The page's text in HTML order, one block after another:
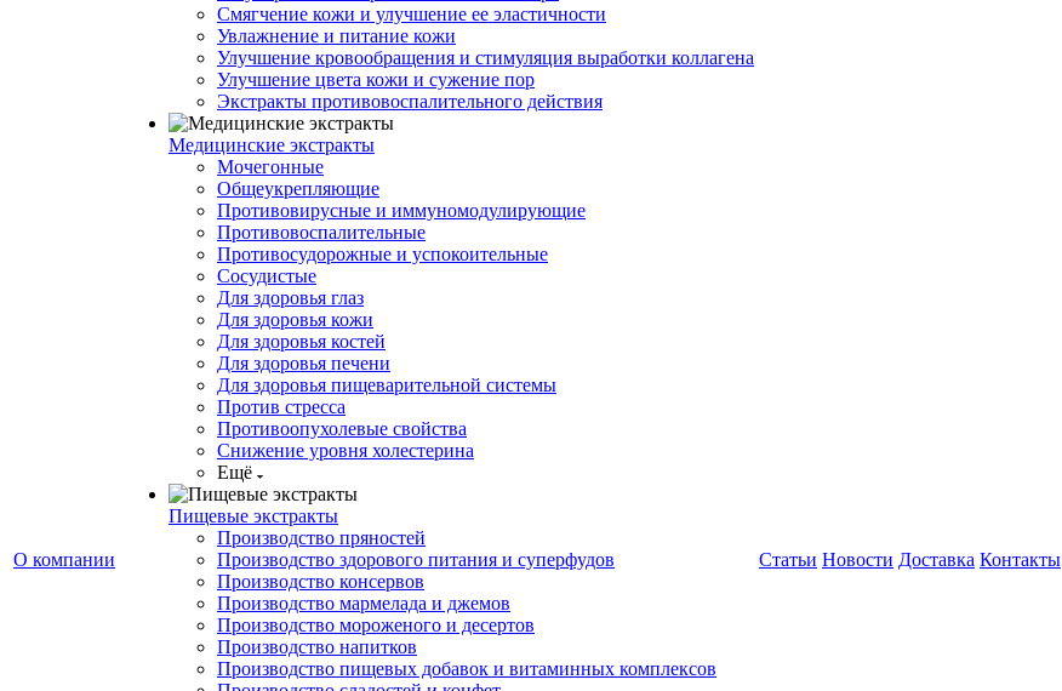
О компании
Смягчение кожи и улучшение ее эластичности
Увлажнение и питание кожи
Улучшение кровообращения и стимуляция выработки коллагена
Улучшение цвета кожи и сужение пор
Экстракты противовоспалительного действия
Медицинские экстракты
Мочегонные
Общеукрепляющие
Противовирусные и иммуномодулирующие
Противовоспалительные
Противосудорожные и успокоительные
Сосудистые
Для здоровья глаз
Для здоровья кожи
Для здоровья костей
Для здоровья печени
Для здоровья пищеварительной системы
Против стресса
Противоопухолевые свойства
Снижение уровня холестерина
Ещё
Пищевые экстракты
Производство пряностей
Производство здорового питания и суперфудов
Производство консервов
Производство мармелада и джемов
Производство мороженого и десертов
Производство напитков
Производство пищевых добавок и витаминных комплексов
Статьи Новости Доставка Контакты